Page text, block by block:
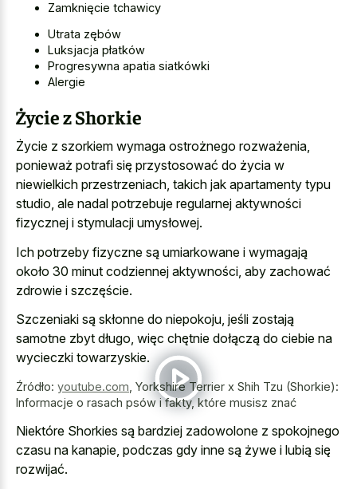
Zamknięcie tchawicy
Utrata zębów
Luksjacja płatków
Progresywna apatia siatkówki
Alergie
Życie z Shorkie
Życie z szorkiem wymaga ostrożnego rozważenia,
ponieważ potrafi się przystosować do życia w
niewielkich przestrzeniach, takich jak apartamenty typu
studio, ale nadal potrzebuje regularnej aktywności
fizycznej i stymulacji umysłowej.
Ich potrzeby fizyczne są umiarkowane i wymagają
około 30 minut codziennej aktywności, aby zachować
zdrowie i szczęście.
Szczeniaki są skłonne do niepokoju, jeśli zostają
samotne zbyt długo, więc chętnie dołączą do ciebie na
wycieczki towarzyskie.
Źródło: youtube.com, Yorkshire Terrier x Shih Tzu (Shorkie):
Informacje o rasach psów i fakty, które musisz znać
Niektóre Shorkies są bardziej zadowolone z spokojnego
czasu na kanapie, podczas gdy inne są żywe i lubią się
rozwijać.